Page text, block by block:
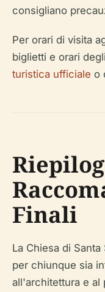
consigliano
Per orari di visita
biglietti e orari
turistica ufficiale o
Finali
La Chiesa di
per chiunque sia
all'architettura e al